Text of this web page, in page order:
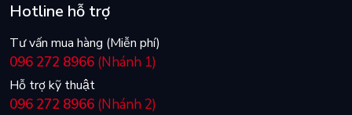
Hotline hỗ trợ
Tư vấn mua hàng (Miễn phí)
096 272 8966 (Nhánh 1)
Hỗ trợ kỹ thuật
096 272 8966 (Nhánh 2)